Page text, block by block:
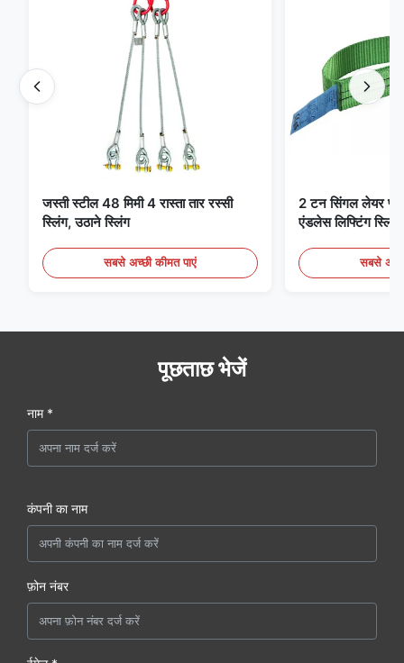
जस्ती स्टील 48 मिमी 4 रास्ता तार रस्सी
स्लिंग, उठाने स्लिंग
सबसे अच्छी कीमत पाएं
2 टन सिंगल लेयर
एंडलेस लिफ्टिंग स्लिंग्स
सबसे
पूछताछ भेजें
नाम *
कंपनी का नाम
फ़ोन नंबर